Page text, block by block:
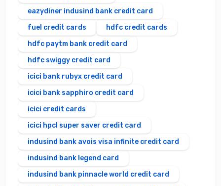
eazydiner indusind bank credit card
fuel credit cards
hdfc credit cards
hdfc paytm bank credit card
hdfc swiggy credit card
icici bank rubyx credit card
icici bank sapphiro credit card
icici credit cards
icici hpcl super saver credit card
indusind bank avois visa infinite credit card
indusind bank legend card
indusind bank pinnacle world credit card